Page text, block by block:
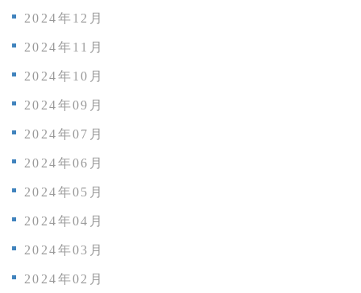
2024年12月
2024年11月
2024年10月
2024年09月
2024年07月
2024年06月
2024年05月
2024年04月
2024年03月
2024年02月